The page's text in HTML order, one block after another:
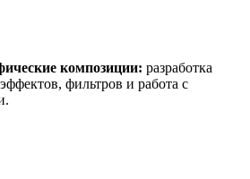
композиции: разработка
фильтров и работа с